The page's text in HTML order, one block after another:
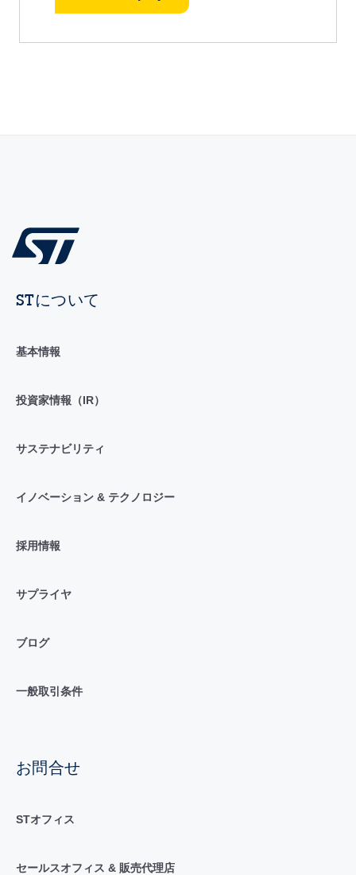
STについて
基本情報
投資家情報（IR）
サステナビリティ
イノベーション & テクノロジー
採用情報
サプライヤ
ブログ
一般取引条件
お問合せ
STオフィス
セールスオフィス & 販売代理店